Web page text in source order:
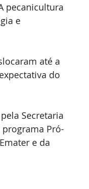
pecanicultura
e
até a
do
Secretaria
programa Pró-
e da